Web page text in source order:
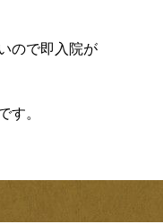
ので即入院が
す。